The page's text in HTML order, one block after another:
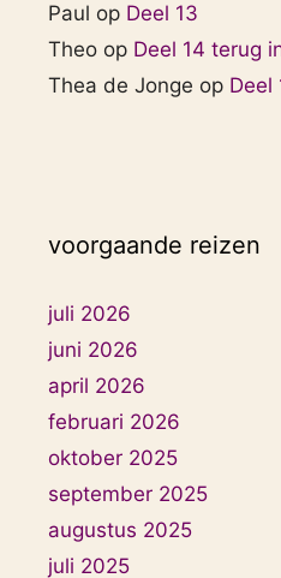
Paul op Deel 13
Theo op Deel 14 terug
Thea de Jonge op Deel
voorgaande reizen
juli 2026
juni 2026
april 2026
februari 2026
oktober 2025
september 2025
augustus 2025
juli 2025